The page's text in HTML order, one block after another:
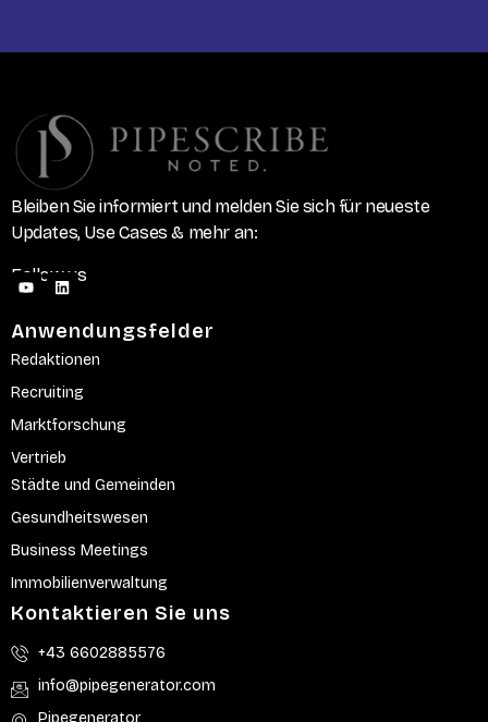
Bleiben Sie informiert und melden Sie sich für neueste
Updates, Use Cases & mehr an:
Follow us
Anwendungsfelder
Redaktionen
Recruiting
Marktforschung
Vertrieb
Städte und Gemeinden
Gesundheitswesen
Business Meetings
Immobilienverwaltung
Kontaktieren Sie uns
+43 6602885576
info@pipegenerator.com
Pipegenerator